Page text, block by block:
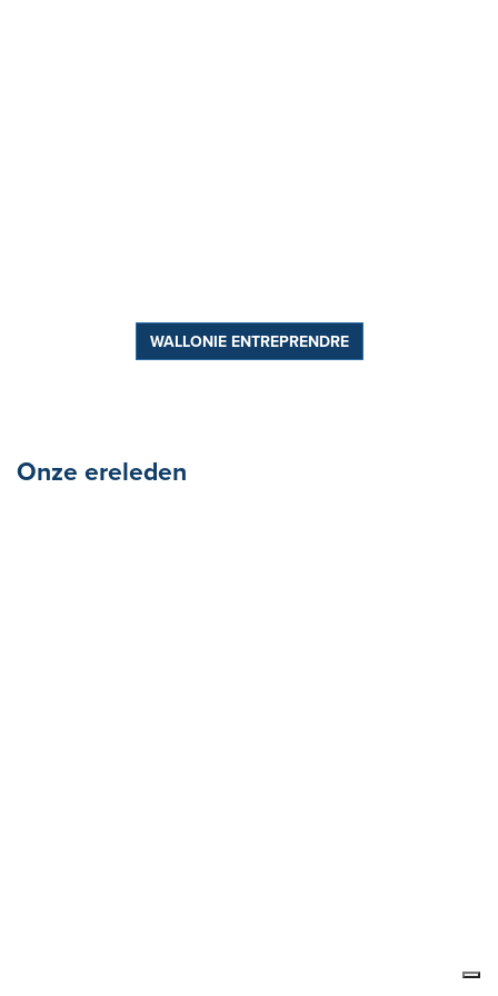
WALLONIE ENTREPRENDRE
Onze ereleden